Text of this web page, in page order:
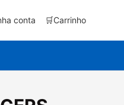
conta 🛒Carrinho